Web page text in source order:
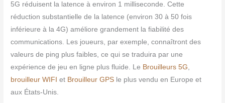
5G réduisent la latence à environ 1 milliseconde. Cette
réduction substantielle de la latence (environ 30 à 50 fois
inférieure à la 4G) améliore grandement la fiabilité des
communications. Les joueurs, par exemple, connaîtront des
valeurs de ping plus faibles, ce qui se traduira par une
expérience de jeu en ligne plus fluide. Le Brouilleurs 5G,
brouilleur WIFI et Brouilleur GPS le plus vendu en Europe et
aux États-Unis.